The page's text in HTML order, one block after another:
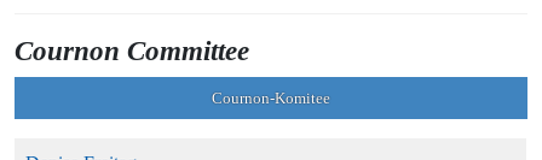
Cournon Committee
Cournon-Komitee